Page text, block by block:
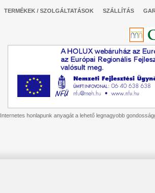
TERMÉKEK / SZOLGÁLTATÁSOK SZÁLLÍTÁS
Internetes honlapunk anyagát a lehető legnagyobb